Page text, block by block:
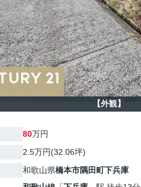
【外観】
80万円
2.5万円(32.06坪)
和歌山県橋本市隅田町下兵庫